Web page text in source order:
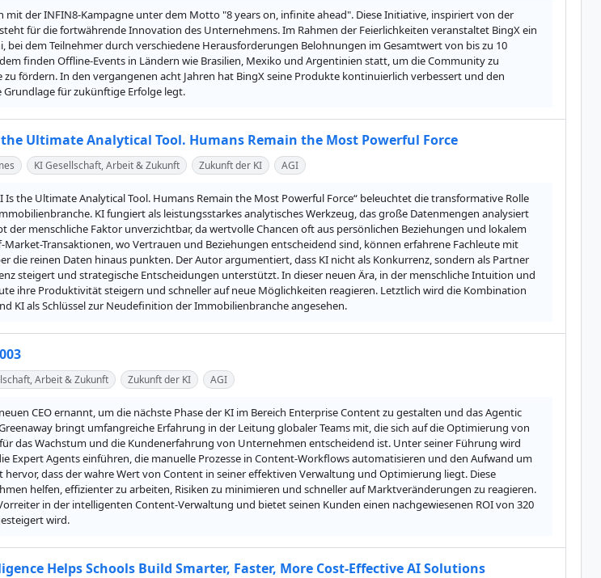
mit der INFIN8-Kampagne unter dem Motto "8 years on, infinite ahead". Diese Initiative, inspiriert von der
für die fortwährende Innovation des Unternehmens. Im Rahmen der Feierlichkeiten veranstaltet BingX ein
bei dem Teilnehmer durch verschiedene Herausforderungen Belohnungen im Gesamtwert von bis zu 10
finden Offline-Events in Ländern wie Brasilien, Mexiko und Argentinien statt, um die Community zu
fördern. In den vergangenen acht Jahren hat BingX seine Produkte kontinuierlich verbessert und den
für zukünftige Erfolge legt.
the Ultimate Analytical Tool. Humans Remain the Most Powerful Force
KI Gesellschaft, Arbeit & Zukunft Zukunft der KI AGI
Is the Ultimate Analytical Tool. Humans Remain the Most Powerful Force“ beleuchtet die transformative Rolle
KI fungiert als leistungsstarkes analytisches Werkzeug, das große Datenmengen analysiert
der menschliche Faktor unverzichtbar, da wertvolle Chancen oft aus persönlichen Beziehungen und lokalem
Transaktionen, wo Vertrauen und Beziehungen entscheidend sind, können erfahrene Fachleute mit
die reinen Daten hinaus punkten. Der Autor argumentiert, dass KI nicht als Konkurrenz, sondern als Partner
steigert und strategische Entscheidungen unterstützt. In dieser neuen Ära, in der menschliche Intuition und
ihre Produktivität steigern und schneller auf neue Möglichkeiten reagieren. Letztlich wird die Kombination
KI als Schlüssel zur Neudefinition der Immobilienbranche angesehen.
Arbeit & Zukunft Zukunft der KI AGI
CEO ernannt, um die nächste Phase der KI im Bereich Enterprise Content zu gestalten und das Agentic
bringt umfangreiche Erfahrung in der Leitung globaler Teams mit, die sich auf die Optimierung von
das Wachstum und die Kundenerfahrung von Unternehmen entscheidend ist. Unter seiner Führung wird
Expert Agents einführen, die manuelle Prozesse in Content-Workflows automatisieren und den Aufwand um
hervor, dass der wahre Wert von Content in seiner effektiven Verwaltung und Optimierung liegt. Diese
helfen, effizienter zu arbeiten, Risiken zu minimieren und schneller auf Marktveränderungen zu reagieren.
in der intelligenten Content-Verwaltung und bietet seinen Kunden einen nachgewiesenen ROI von 320
wird.
Helps Schools Build Smarter, Faster, More Cost-Effective AI Solutions